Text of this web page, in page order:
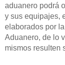
aduanero podrá
y sus equipajes,
elaborados por
Aduanero, de lo
mismos resulten